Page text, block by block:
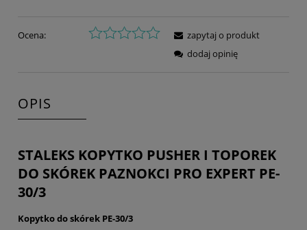
Ocena:
zapytaj o produkt
dodaj opinię
OPIS
STALEKS KOPYTKO PUSHER I TOPOREK
DO SKÓREK PAZNOKCI PRO EXPERT PE-
30/3
Kopytko do skórek PE-30/3